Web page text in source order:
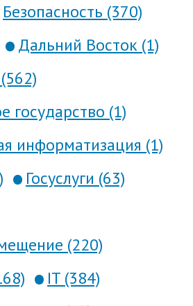
Безопасность (370)
Дальний Восток (1)
государство (1)
информатизация (1)
Госуслуги (63)
(220)
IT (384)